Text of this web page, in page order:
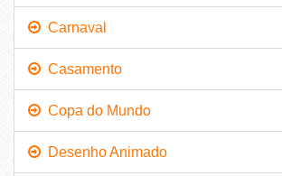
Carnaval
Casamento
Copa do Mundo
Desenho Animado